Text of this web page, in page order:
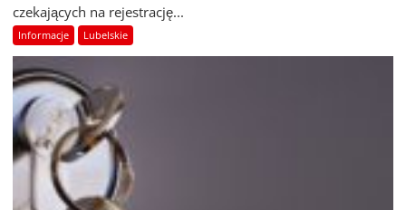
czekających na rejestrację...
Informacje Lubelskie